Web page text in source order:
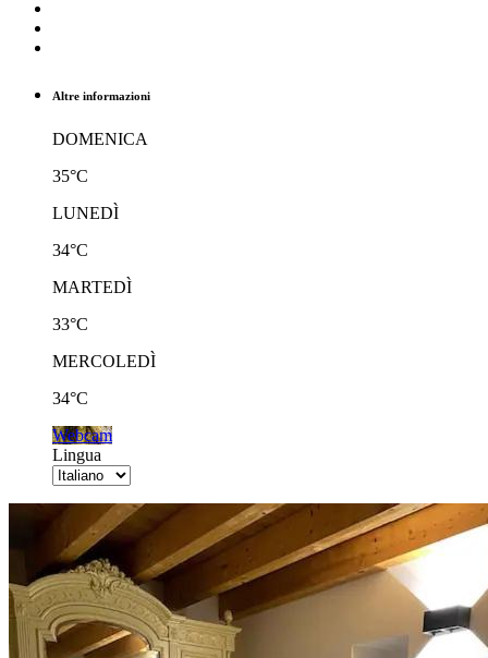
Altre informazioni
DOMENICA
35°C
LUNEDÌ
34°C
MARTEDÌ
33°C
MERCOLEDÌ
34°C
Webcam
Lingua